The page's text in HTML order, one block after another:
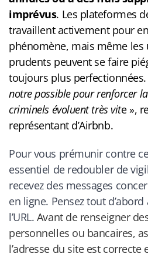
imprévus. Les plateformes
travaillent activement pour
phénomène, mais même les
prudents peuvent se faire
toujours plus perfectionnées.
notre possible pour renforcer
criminels évoluent très vite »,
représentant d’Airbnb.
Pour vous prémunir contre
essentiel de redoubler de
recevez des messages
en ligne. Pensez tout
l’URL. Avant de renseigner
personnelles ou bancaires,
l’adresse du site est correcte